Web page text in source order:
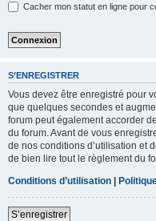
Cacher mon statut en ligne pour
S’ENREGISTRER
Vous devez être enregistré pour
que quelques secondes et
forum peut également accorder
du forum. Avant de vous
de nos conditions d’utilisation et
de bien lire tout le règlement du
Conditions d’utilisation |
S’enregistrer